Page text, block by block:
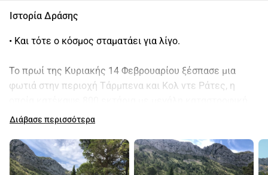
Ιστορία Δράσης
• Και τότε ο κόσμος σταματάει για λίγο.
Το πρωί της Κυριακής 14 Φεβρουαρίου ξέσπασε μια
φωτιά στην περιοχή Τάρμπενα και Κολ ντε Ράτες, η
δύναμη.
του σε αυτή την περιοχή, όπου καλλιεργεί, μεταξύ
άλλων, τις νόστιμες ντομάτες του. Εκτός από τα
Διάβασε περισσότερα